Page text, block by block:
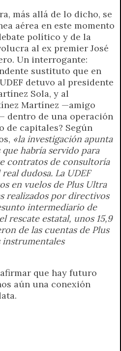
más allá de lo dicho, se
aérea en este momento
político y de la
al ex premier José
Un interrogante:
sustituto que en
detuvo al presidente
Sola, y al
Martínez —amigo
dentro de una operación
de capitales? Según
«la investigación apunta
habría servido para
contratos de consultoría
dudosa. La UDEF
en vuelos de Plus Ultra
realizados por directivos
intermediario de
rescate estatal, unos 15,9
de las cuentas de Plus
instrumentales
que hay futuro
aún una conexión